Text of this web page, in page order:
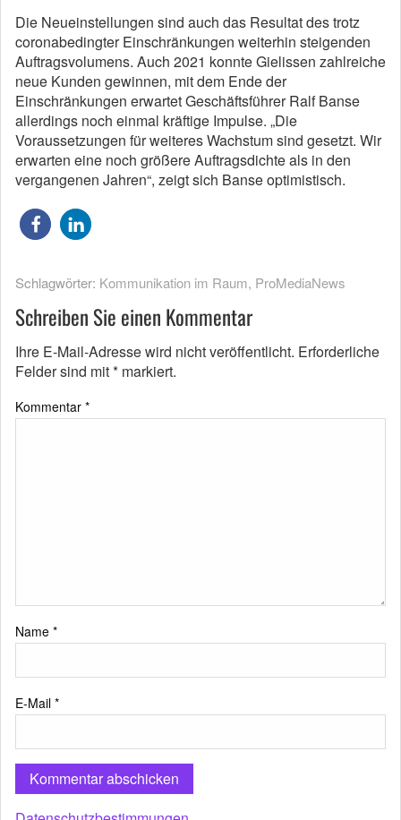
Die Neueinstellungen sind auch das Resultat des trotz
coronabedingter Einschränkungen weiterhin steigenden
Auftragsvolumens. Auch 2021 konnte Gielissen zahlreiche
neue Kunden gewinnen, mit dem Ende der
Einschränkungen erwartet Geschäftsführer Ralf Banse
allerdings noch einmal kräftige Impulse. „Die
Voraussetzungen für weiteres Wachstum sind gesetzt. Wir
erwarten eine noch größere Auftragsdichte als in den
vergangenen Jahren“, zeigt sich Banse optimistisch.
Schlagwörter: Kommunikation im Raum, ProMediaNews
Schreiben Sie einen Kommentar
Ihre E-Mail-Adresse wird nicht veröffentlicht. Erforderliche
Felder sind mit* markiert.
Kommentar *
Name *
E-Mail *